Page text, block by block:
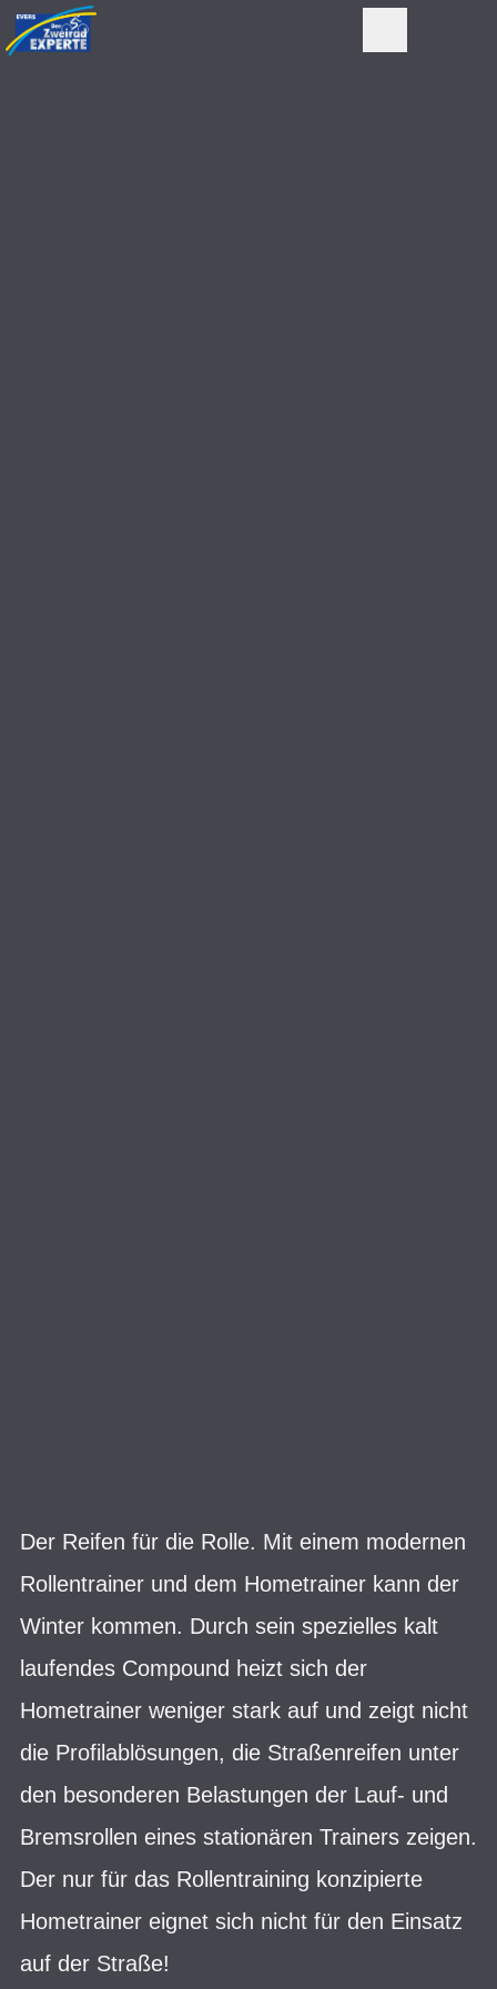
Der Reifen für die Rolle. Mit einem modernen
Rollentrainer und dem Hometrainer kann der
Winter kommen. Durch sein spezielles kalt
laufendes Compound heizt sich der
Hometrainer weniger stark auf und zeigt nicht
die Profilablösungen, die Straßenreifen unter
den besonderen Belastungen der Lauf- und
Bremsrollen eines stationären Trainers zeigen.
Der nur für das Rollentraining konzipierte
Hometrainer eignet sich nicht für den Einsatz
auf der Straße!